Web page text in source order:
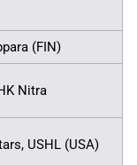
(FIN)
Nitra
USHL (USA)